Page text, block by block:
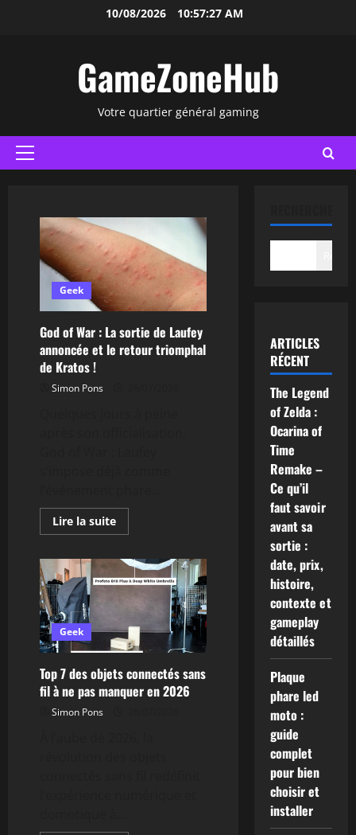
10/08/2026 10:57:28 AM
GameZoneHub
Votre quartier général gaming
Menu
Geek
God of War : La sortie de Laufey
annoncée et le retour triomphal
de Kratos !
Simon Pons
Lire la suiteEn
savoir
God
of
War
La
de
Laufey
annoncée
le
retour
triomphal
Geek
Top 7 des objets connectés sans
fil à ne pas manquer en 2026
Simon Pons
ARTICLES
RÉCENT
The Legend
of Zelda :
Ocarina of
Time
Remake –
Ce qu’il
faut savoir
avant sa
sortie :
date, prix,
histoire,
contexte et
gameplay
détaillés
Plaque
phare led
moto :
guide
complet
pour bien
choisir et
installer